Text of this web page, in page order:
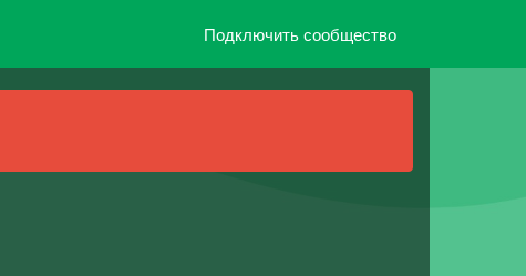
Подключить сообщество